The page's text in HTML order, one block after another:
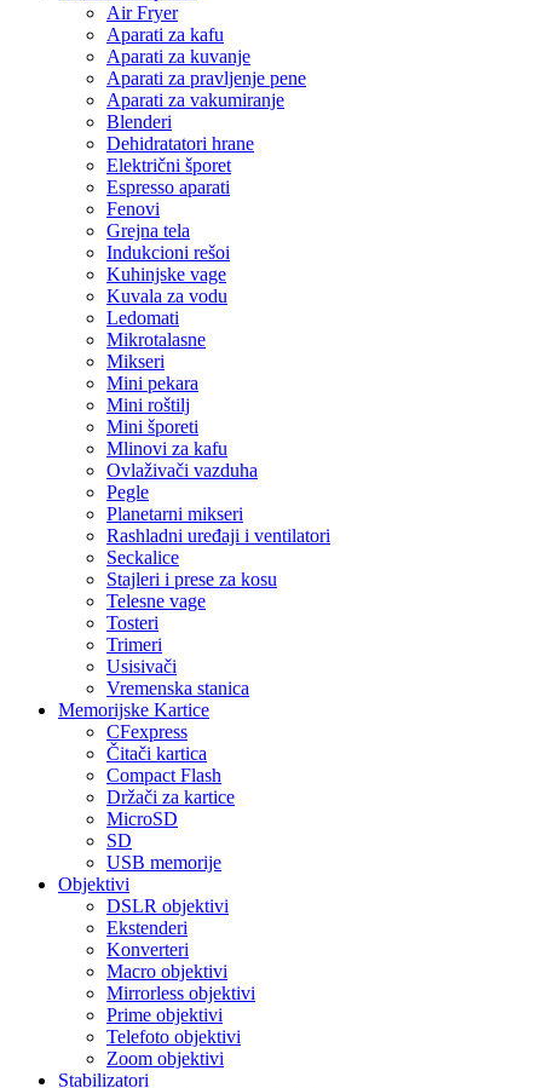
Air Fryer
Aparati za kafu
Aparati za kuvanje
Aparati za pravljenje pene
Aparati za vakumiranje
Blenderi
Dehidratatori hrane
Električni šporet
Espresso aparati
Fenovi
Grejna tela
Indukcioni rešoi
Kuhinjske vage
Kuvala za vodu
Ledomati
Mikrotalasne
Mikseri
Mini pekara
Mini roštilj
Mini šporeti
Mlinovi za kafu
Ovlaživači vazduha
Pegle
Planetarni mikseri
Rashladni uređaji i ventilatori
Seckalice
Stajleri i prese za kosu
Telesne vage
Tosteri
Trimeri
Usisivači
Vremenska stanica
Memorijske Kartice
CFexpress
Čitači kartica
Compact Flash
Držači za kartice
MicroSD
SD
USB memorije
Objektivi
DSLR objektivi
Ekstenderi
Konverteri
Macro objektivi
Mirrorless objektivi
Prime objektivi
Telefoto objektivi
Zoom objektivi
Stabilizatori